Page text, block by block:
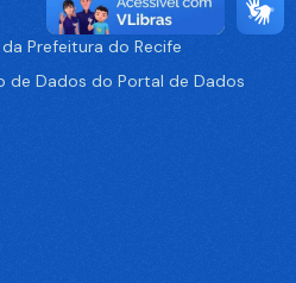
Prefeitura do Recife
de Dados do Portal de Dados